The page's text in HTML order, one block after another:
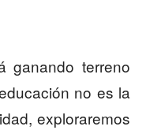
ganando terreno
no es la
exploraremos